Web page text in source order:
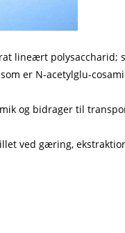
lineært
er N-acetylglu-
og bidrager til
ved gæring,